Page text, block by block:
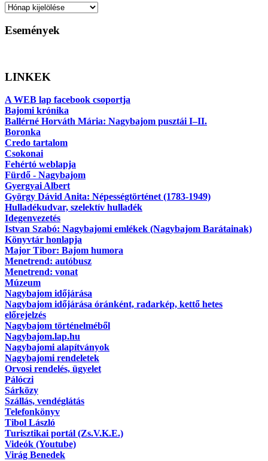
Archívum
Események
LINKEK
A WEB lap facebook csoportja
Bajomi krónika
Ballérné Horváth Mária: Nagybajom pusztái I–II.
Boronka
Credo tartalom
Csokonai
Fehértó weblapja
Fürdő - Nagybajom
Gyergyai Albert
György Dávid Anita: Népességtörténet (1783-1949)
Hulladékudvar, szelektív hulladék
Idegenvezetés
Istvan Szabó: Nagybajomi emlékek (Nagybajom Barátainak)
Könyvtár honlapja
Major Tibor: Bajom humora
Menetrend: autóbusz
Menetrend: vonat
Múzeum
Nagybajom időjárása
Nagybajom időjárása óránként, radarkép, kettő hetes
előrejelzés
Nagybajom történelméből
Nagybajom.lap.hu
Nagybajomi alapítványok
Nagybajomi rendeletek
Orvosi rendelés, ügyelet
Pálóczi
Sárközy
Szállás, vendéglátás
Telefonkönyv
Tibol László
Turisztikai portál (Zs.V.K.E.)
Videók (Youtube)
Virág Benedek